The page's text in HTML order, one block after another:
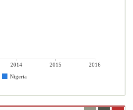
2014 2015
2016
Nigeria